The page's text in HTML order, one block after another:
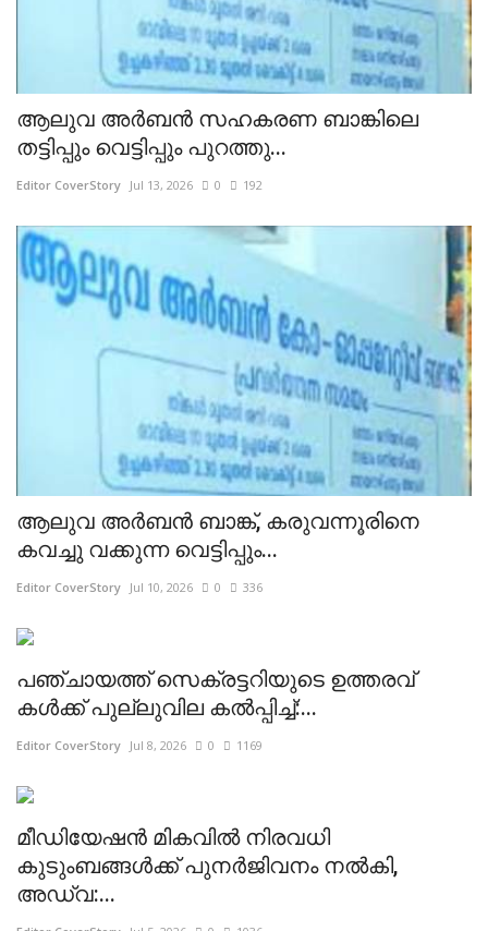
ആലുവ അർബൻ സഹകരണ ബാങ്കിലെ
തട്ടിപ്പും വെട്ടിപ്പും പുറത്തു...
Editor CoverStory Jul 13, 2026 0 192
ആലുവ അർബൻ ബാങ്ക്, കരുവന്നൂരിനെ
കവച്ചു വക്കുന്ന വെട്ടിപ്പും...
Editor CoverStory Jul 10, 2026 0 336
പഞ്ചായത്ത് സെക്രട്ടറിയുടെ ഉത്തരവ്
കൾക്ക് പുല്ലുവില കൽപ്പിച്ച്:...
Editor CoverStory Jul 8, 2026 0 1169
മീഡിയേഷൻ മികവിൽ നിരവധി
കുടുംബങ്ങൾക്ക് പുനർജിവനം നൽകി,
അഡ്വ:...